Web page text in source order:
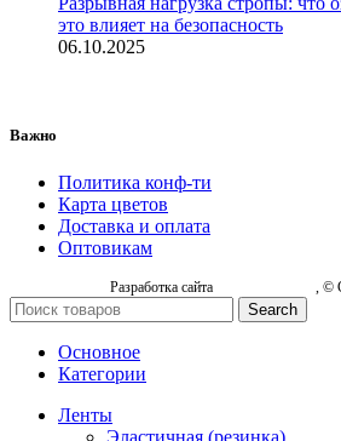
это влияет на безопасность
06.10.2025
Важно
Политика конф-ти
Карта цветов
Доставка и оплата
Оптовикам
Разработка сайта , ©
Search
Основное
Категории
Ленты